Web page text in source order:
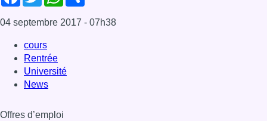
04 septembre 2017 - 07h38
cours
Rentrée
Université
News
Offres d’emploi